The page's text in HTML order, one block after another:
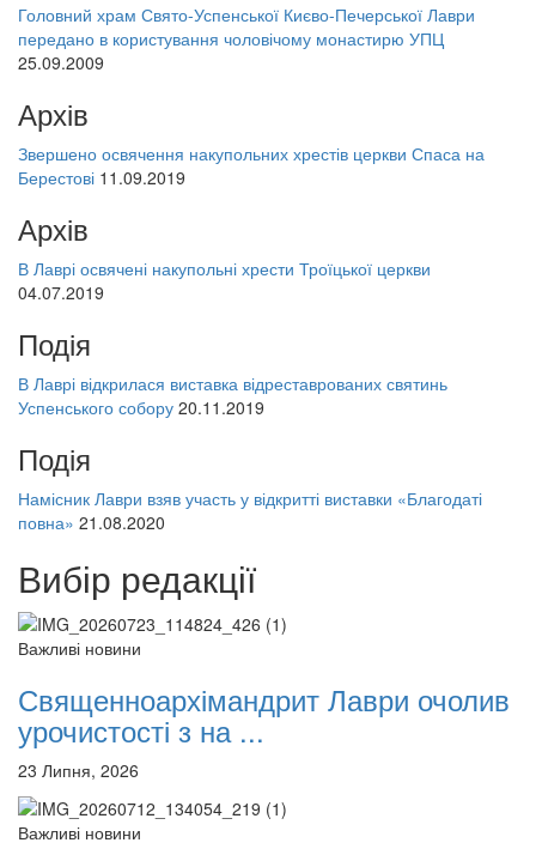
Головний храм Свято-Успенської Києво-Печерської Лаври
передано в користування чоловічому монастирю УПЦ
25.09.2009
Архів
Звершено освячення накупольних хрестів церкви Спаса на
Берестові 11.09.2019
Архів
В Лаврі освячені накупольні хрести Троїцької церкви
04.07.2019
Подія
В Лаврі відкрилася виставка відреставрованих святинь
Успенського собору 20.11.2019
Подія
Намісник Лаври взяв участь у відкритті виставки «Благодаті
повна» 21.08.2020
Вибір редакції
Важливі новини
Священноархімандрит Лаври очолив
урочистості з на ...
23 Липня, 2026
Важливі новини